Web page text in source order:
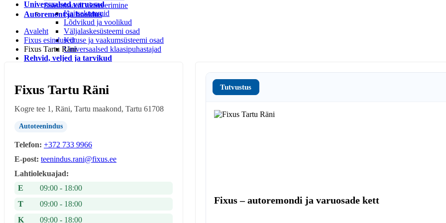
Universaalsed varuosad
Kaitsekummid
Lõdvikud ja voolikud
Väljalaskesüsteemi osad
Kütuse ja vaakumsüsteemi osad
Universaalsed klaasipuhastajad
Rehvid, veljed ja tarvikud
LEIUNURK
Leiunurk autotarvikud
Leiunurk autokeemia ja õlid
Säästukaardi aktiveerimine
Autoremont ja hooldus
Avaleht
Fixus esindused
Fixus Tartu Räni
Fixus Tartu Räni
Kogre tee 1, Räni, Tartu maakond, Tartu 61708
Autoteenindus
Telefon: +372 733 9966
E-post: teenindus.rani@fixus.ee
Lahtiolekuajad:
E
09:00 - 18:00
T
09:00 - 18:00
K
09:00 - 18:00
Tutvustus
Fixus – autoremondi ja varuosade kett